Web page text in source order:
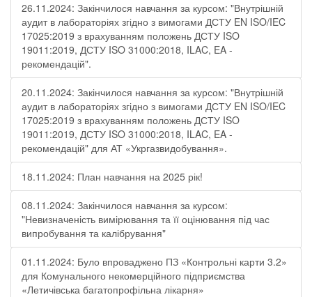
26.11.2024: Закінчилося навчання за курсом: "Внутрішній
аудит в лабораторіях згідно з вимогами ДСТУ EN ISO/IEC
17025:2019 з врахуванням положень ДСТУ ISO
19011:2019, ДСТУ ISO 31000:2018, ILAC, EA -
рекомендацій".
20.11.2024: Закінчилося навчання за курсом: "Внутрішній
аудит в лабораторіях згідно з вимогами ДСТУ EN ISO/IEC
17025:2019 з врахуванням положень ДСТУ ISO
19011:2019, ДСТУ ISO 31000:2018, ILAC, EA -
рекомендацій" для АТ «Укргазвидобування».
18.11.2024: План навчання на 2025 рік!
08.11.2024: Закінчилося навчання за курсом:
"Невизначеність вимірювання та її оцінювання під час
випробування та калібрування"
01.11.2024: Було впроваджено ПЗ «Контрольні карти 3.2»
для Комунального некомерційного підприємства
«Летичівська багатопрофільна лікарня»